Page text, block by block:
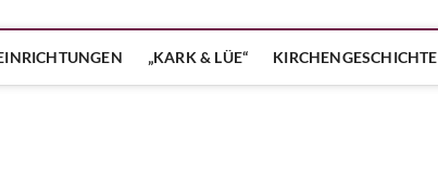
„KARK & LÜE“ KIRCHENGESCHICHTE